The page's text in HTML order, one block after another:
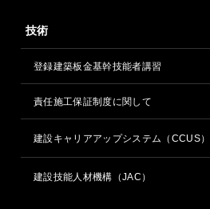
技術
登録建築板金基幹技能者講習
責任施工保証制度に関して
建設キャリアアップシステム（CCUS）
建設技能人材機構（JAC）